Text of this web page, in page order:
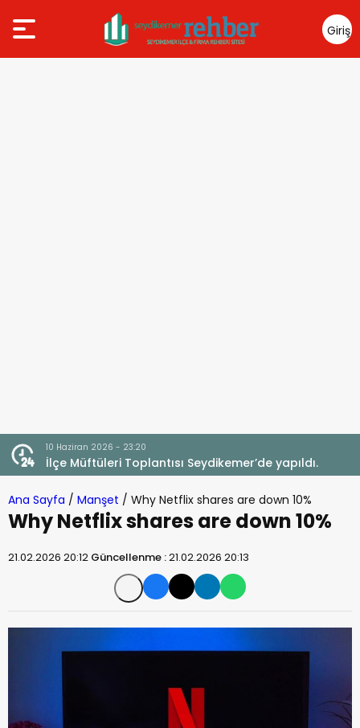
Giriş
Yap
10 Haziran 2026 - 23:20
İlçe Müftüleri Toplantısı Seydikemer’de yapıldı.
Ana Sayfa / Manşet / Why Netflix shares are down 10%
Why Netflix shares are down 10%
21.02.2026 20:12 Güncellenme :21.02.2026 20:13